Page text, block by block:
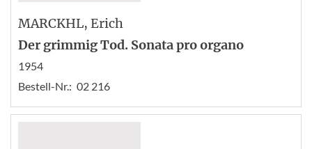
MARCKHL, Erich
Der grimmig Tod. Sonata pro organo
1954
Bestell-Nr.: 02 216